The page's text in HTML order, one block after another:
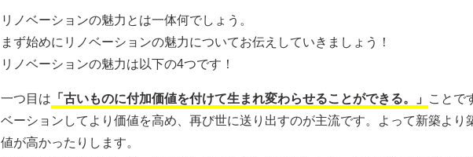
リノベーションの魅力とは一体何でしょう。
まず始めにリノベーションの魅力についてお伝えしていきましょう！
リノベーションの魅力は以下の4つです！
一つ目は 「古いものに付加価値を付けて生まれ変わらせることができる。」
ことで
ベーションしてより価値を高め、再び世に送り出すのが主流です。よって新築より
値が高かったりします。